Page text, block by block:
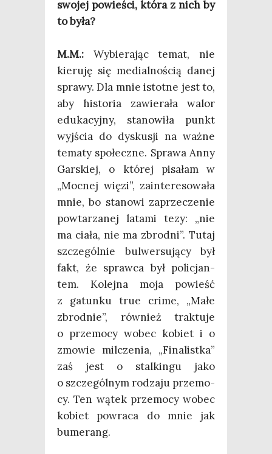
swo­jej powie­ści, któ­ra z nich by
to była?
M.M.: Wybie­ra­jąc temat, nie
kie­ru­ję się medial­no­ścią danej
spra­wy. Dla mnie istot­ne jest to,
aby histo­ria zawie­ra­ła walor
edu­ka­cyj­ny, sta­no­wi­ła punkt
wyj­ścia do dys­ku­sji na waż­ne
tema­ty spo­łecz­ne. Spra­wa Anny
Gar­skiej, o któ­rej pisa­łam w
„Moc­nej wię­zi”, zain­te­re­so­wa­ła
mnie, bo sta­no­wi zaprze­cze­nie
powta­rza­nej lata­mi tezy: „nie
ma cia­ła, nie ma zbrod­ni”. Tutaj
szcze­gól­nie bul­wer­su­ją­cy był
fakt, że spraw­ca był poli­cjan­
tem. Kolej­na moja powieść
z gatun­ku true cri­me, „Małe
zbrod­nie”, rów­nież trak­tu­je
o prze­mo­cy wobec kobiet i o
zmo­wie mil­cze­nia, „Fina­list­ka”
zaś jest o stal­kin­gu jako
o szcze­gól­nym rodza­ju prze­mo­
cy. Ten wątek prze­mo­cy wobec
kobiet powra­ca do mnie jak
bume­rang.